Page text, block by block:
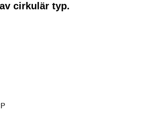
cirkulär typ.